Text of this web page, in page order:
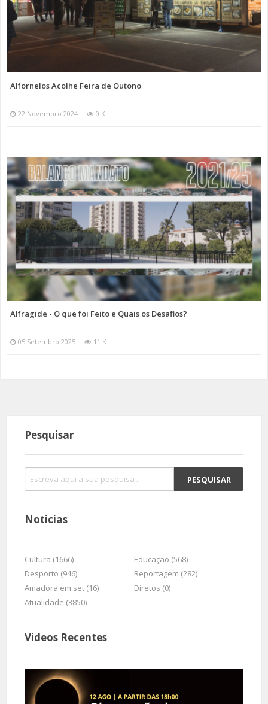
Alfornelos Acolhe Feira de Outono
22 Novembro 2024 0 K
Alfragide - O que foi Feito e Quais os Desafios?
05 Setembro 2025 11 K
Pesquisar
Noticias
Cultura (1666)
Educação (568)
Desporto (946)
Reportagem (282)
Amadora em set (16)
Diretos (0)
Atualidade (3850)
Videos Recentes